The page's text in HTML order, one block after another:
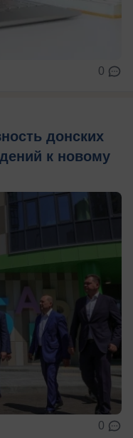
0
донских
к новому
0